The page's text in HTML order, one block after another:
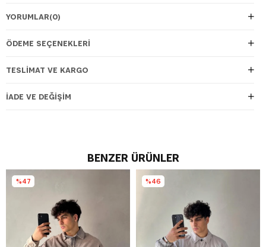
YORUMLAR(0)
ÖDEME SEÇENEKLERI
TESLIMAT VE KARGO
İADE VE DEĞIŞIM
BENZER ÜRÜNLER
%47 %46